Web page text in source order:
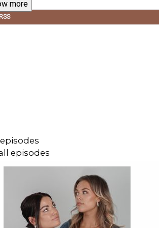
FÖR BOOKBEAT- Gå in påbookbeat.se
more
RSS
episodes